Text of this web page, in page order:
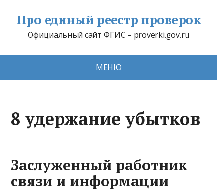
Про единый реестр проверок
Официальный сайт ФГИС – proverki.gov.ru
МЕНЮ
8 удержание убытков
Заслуженный работник
связи и информации